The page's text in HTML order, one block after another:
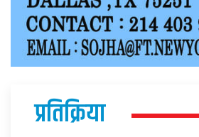
प्रतिक्रिया